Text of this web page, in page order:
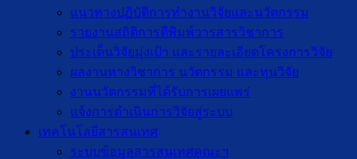
แนวทางปฏิบัติการทำงานวิจัยและนวัตกรรม
รายงานสถิติการตีพิมพ์วารสารวิชาการ
ประเด็นวิจัยมุ่งเป้า และรายละเอียดโครงการวิจัย
ผลงานทางวิชาการ นวัตกรรม และทุนวิจัย
งานนวัตกรรมที่ได้รับการเผยแพร่
แจ้งการดำเนินการวิจัยสู่ระบบ
เทคโนโลยีสารสนเทศ
ระบบข้อมูลสารสนเทศคณะฯ